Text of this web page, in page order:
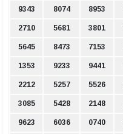
9343 8074 8953
2710 5681 3801
5645 8473 7153
1353 9233 9441
2212 5257 5526
3085 5428 2148
9623 6036 0740